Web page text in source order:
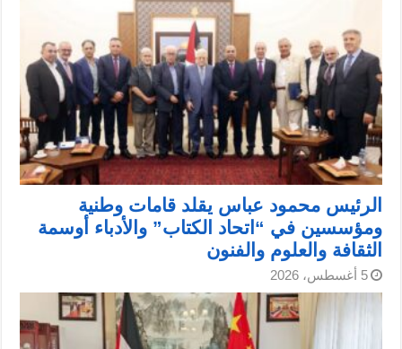
الرئيس محمود عباس يقلد قامات وطنية
ومؤسسين في “اتحاد الكتاب” والأدباء أوسمة
الثقافة والعلوم والفنون
5 أغسطس، 2026